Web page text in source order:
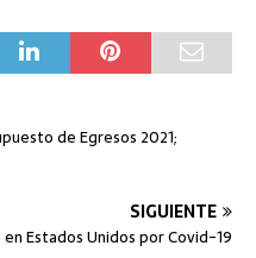
de Egresos 2021;
SIGUIENTE
Estados Unidos por Covid-19